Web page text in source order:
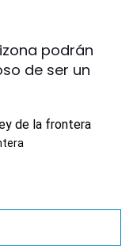
podrán
de ser un